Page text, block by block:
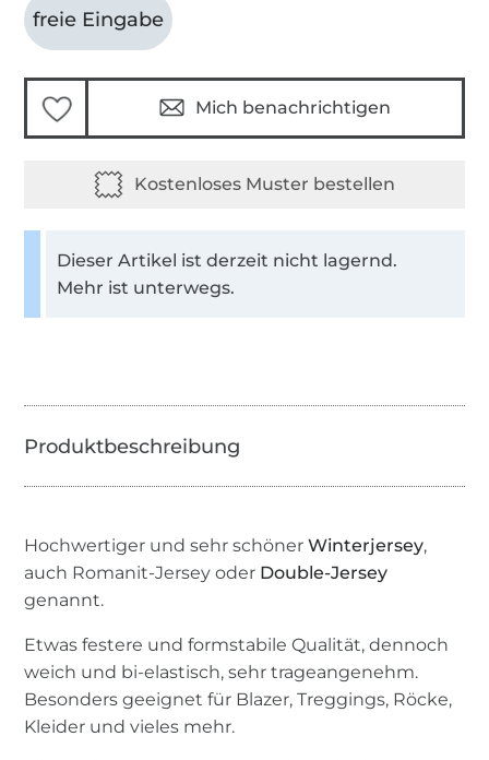
freie Eingabe
Mich benachrichtigen
Dieser Artikel ist derzeit nicht lagernd.
Mehr ist unterwegs.
Hochwertiger und sehr schönerWinterjersey,
auch Romanit-Jersey oder Double-Jersey
genannt.
Etwas festere und formstabile Qualität, dennoch
weich und bi-elastisch, sehr trageangenehm.
Besonders geeignet für Blazer, Treggings, Röcke,
Kleider und vieles mehr.